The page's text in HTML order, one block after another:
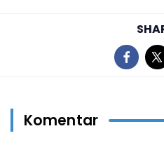
Komentar